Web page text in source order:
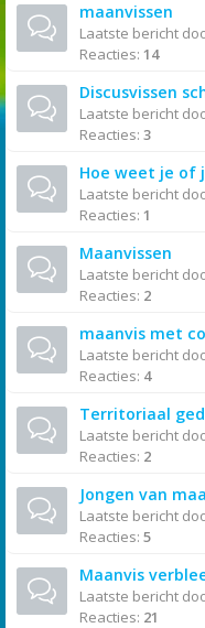
maanvissen
Laatste bericht
Reacties: 14
Discusvissen
Laatste bericht
Reacties: 3
Hoe weet je of
Laatste bericht
Reacties: 1
Maanvissen
Laatste bericht
Reacties: 2
maanvis met
Laatste bericht
Reacties: 4
Territoriaal
Laatste bericht
Reacties: 2
Jongen van
Laatste bericht
Reacties: 5
Maanvis
Laatste bericht
Reacties: 21